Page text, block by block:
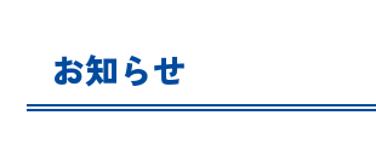
水のラーニングフィールド
お知らせ